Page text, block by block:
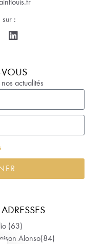
sur :
VOUS
actualités
(63)
Alonso(84)